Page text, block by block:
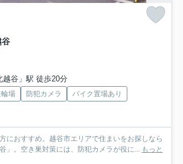
谷
越谷」駅 徒歩20分
場 防犯カメラ
バイク置場あり
におすすめ。越谷市エリアで住まいをお探しなら
」。空き巣対策には、防犯カメラが役に... もっと